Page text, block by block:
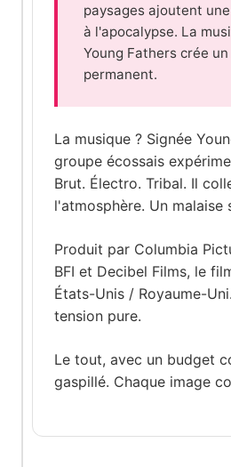
paysages ajoutent
à l'apocalypse. La
Young Fathers crée
permanent.
La musique ? Signée
groupe écossais
Brut. Électro. Tribal. Il
l'atmosphère. Un malaise
Produit par Columbia
BFI et Decibel Films, le
États-Unis / Royaume-
tension pure.
Le tout, avec un budget
gaspillé. Chaque image